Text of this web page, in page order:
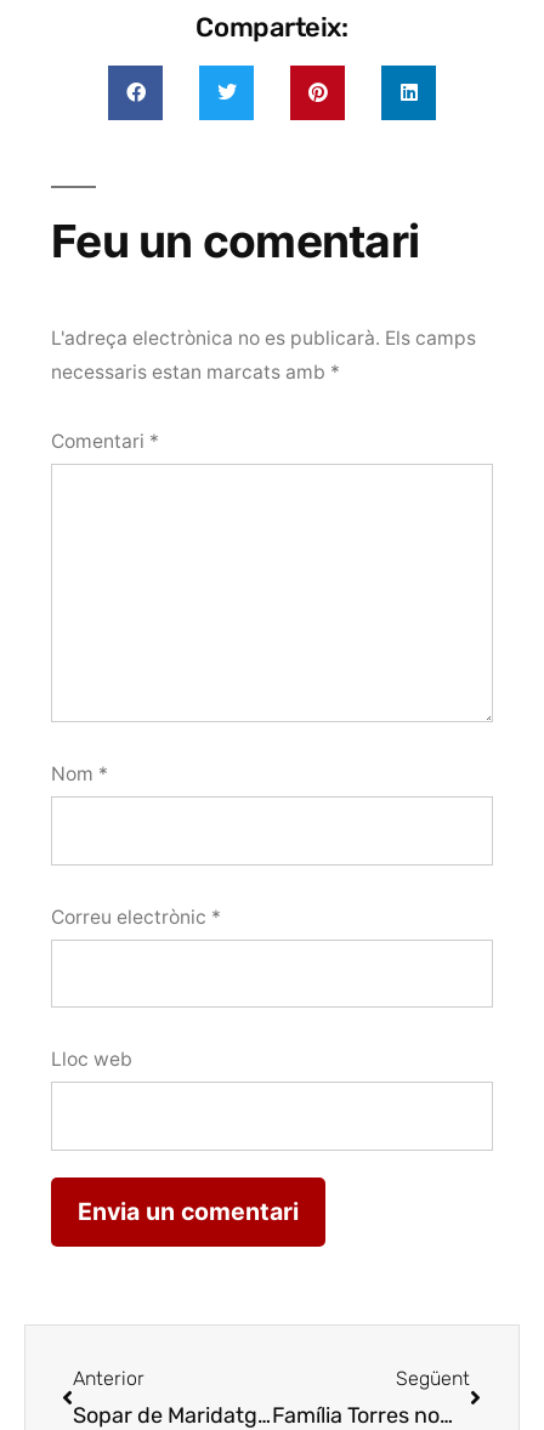
Comparteix:
Feu un comentari
L'adreça electrònica no es publicarà. Els camps
necessaris estan marcats amb *
Comentari *
Nom *
Correu electrònic *
Lloc web
Anterior
Sopar de Maridatge de L’Espurna Events amb Cal Quitèria a Raimat Natura
Següent
Família Torres nomena director general a Fabrice Ducceschi